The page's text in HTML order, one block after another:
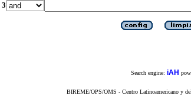
3
Search engine: iAH
BIREME/OPS/OMS - Centro Latinoamericano y